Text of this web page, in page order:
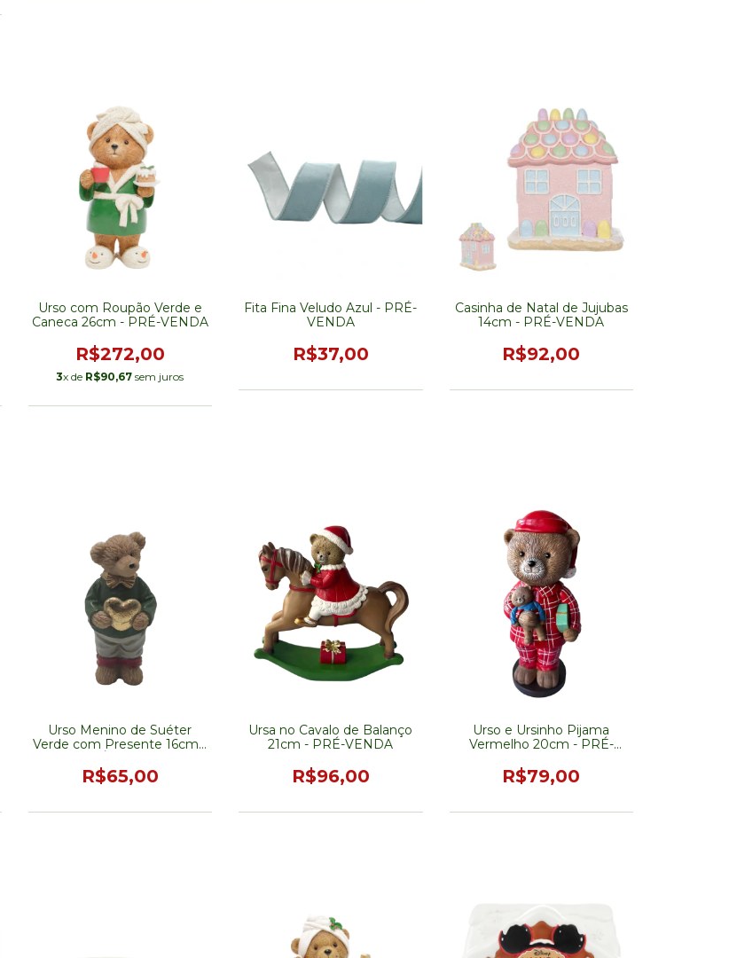
Urso com Roupão Verde e
Caneca 26cm - PRÉ-VENDA
R$272,00
3x de R$90,67 sem juros
Fita Fina Veludo Azul - PRÉ-
VENDA
R$37,00
Casinha de Natal de Jujubas
14cm - PRÉ-VENDA
R$92,00
Urso Menino de Suéter
Verde com Presente 16cm -
R$65,00
Ursa no Cavalo de Balanço
21cm - PRÉ-VENDA
R$96,00
Urso e Ursinho Pijama
Vermelho 20cm - PRÉ-
R$79,00